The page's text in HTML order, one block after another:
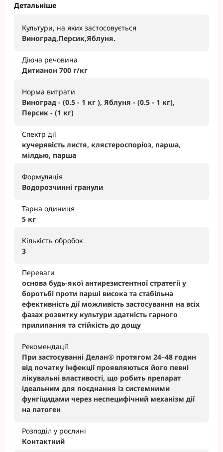
Детальніше
Культури, на яких застосовується
Виноград,Персик,Яблуня.
Діюча речовина
Дитианон 700 г/кг
Норма витрати
Виноград - (0.5 - 1 кг ), Яблуня - (0.5 - 1 кг),
Персик - (1 кг)
Спектр дії
кучерявість листя, клястероспоріоз, парша,
мілдью, парша
Формуляція
Водорозчинні гранули
Тарна одиниця
5 кг
Кількість обробок
3
Переваги
основа будь-якої антирезистентної стратегії у
боротьбі проти парші висока та стабільна
ефективність дії можливість застосування на всіх
фазах розвитку культури здатність гарного
прилипання та стійкість до дощу
Рекомендації
При застосуванні Делан® протягом 24–48 годин
від початку інфекції проявляються його певні
лікувальні властивості, що робить препарат
ідеальним для поєднання із системними
фунгіцидами через неспецифічний механізм дії
на патоген
Розподіл у рослині
Контактний